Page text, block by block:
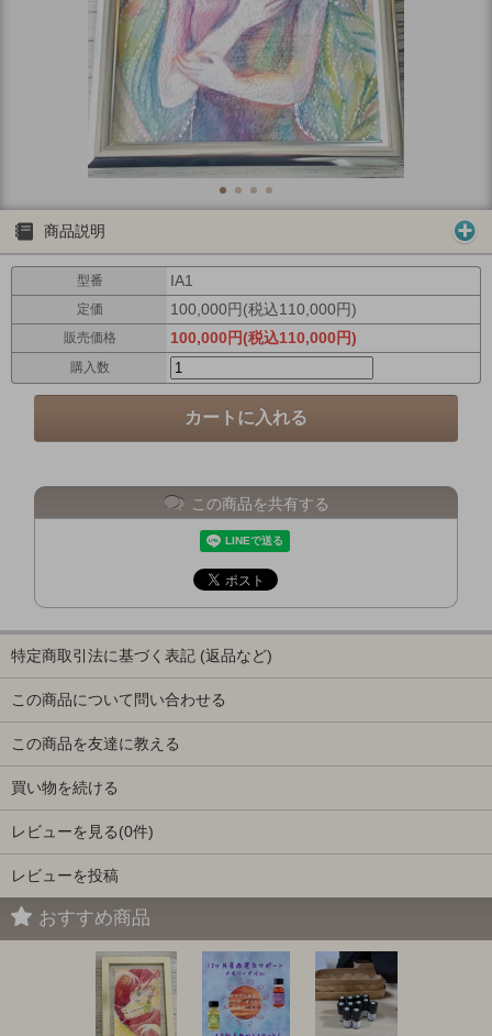
商品説明
型番 IA1
定価 100,000円(税込110,000円)
販売価格 100,000円(税込110,000円)
購入数
この商品を共有する
特定商取引法に基づく表記 (返品など)
この商品について問い合わせる
この商品を友達に教える
買い物を続ける
レビューを見る(0件)
レビューを投稿
おすすめ商品